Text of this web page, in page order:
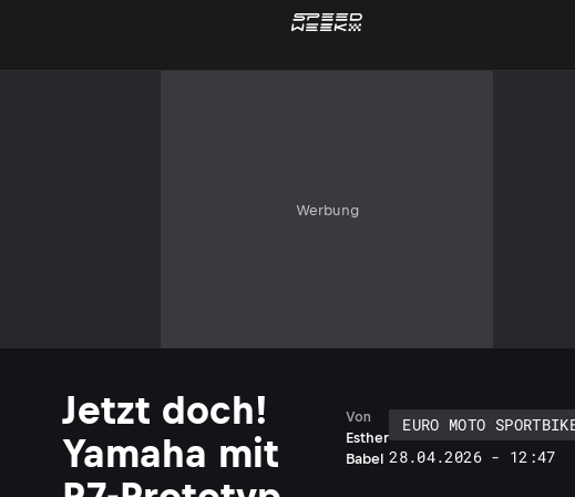
Werbung
Jetzt doch!
Yamaha mit
Esther
Babel
Von
EURO MOTO
28.04.2026 - 12:47